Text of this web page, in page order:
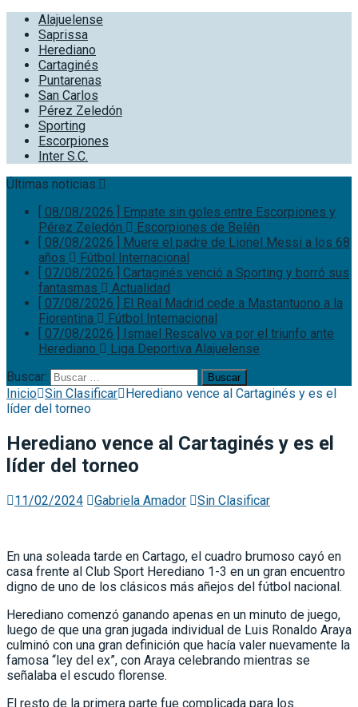
Alajuelense
Saprissa
Herediano
Cartaginés
Puntarenas
San Carlos
Pérez Zeledón
Sporting
Escorpiones
Inter S.C.
Últimas noticias:
[ 08/08/2026 ] Empate sin goles entre Escorpiones y
Pérez Zeledón
Escorpiones de Belén
[ 08/08/2026 ] Muere el padre de Lionel Messi a los 68
años
Fútbol Internacional
[ 07/08/2026 ] Cartaginés venció a Sporting y borró sus
fantasmas
Actualidad
[ 07/08/2026 ] El Real Madrid cede a Mastantuono a la
Fiorentina
Fútbol Internacional
[ 07/08/2026 ] Ismael Rescalvo va por el triunfo ante
Herediano
Liga Deportiva Alajuelense
Buscar:
Inicio Sin Clasificar Herediano vence al Cartaginés y es el
líder del torneo
Herediano vence al Cartaginés y es el
líder del torneo
11/02/2024 Gabriela Amador Sin Clasificar
En una soleada tarde en Cartago, el cuadro brumoso cayó en
casa frente al Club Sport Herediano 1-3 en un gran encuentro
digno de uno de los clásicos más añejos del fútbol nacional.
Herediano comenzó ganando apenas en un minuto de juego,
luego de que una gran jugada individual de Luis Ronaldo Araya
culminó con una gran definición que hacía valer nuevamente la
famosa “ley del ex”, con Araya celebrando mientras se
señalaba el escudo florense.
El resto de la primera parte fue complicada para los